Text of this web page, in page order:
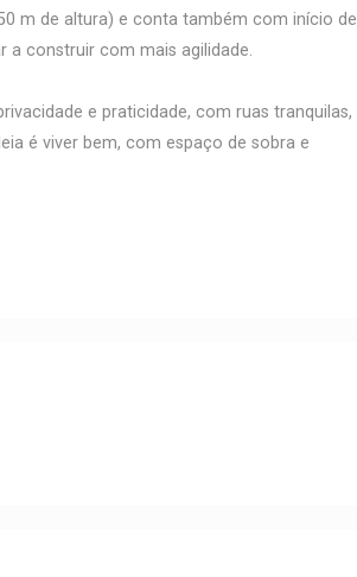
m de altura) e conta também com início de
a construir com mais agilidade.
e praticidade, com ruas tranquilas,
é viver bem, com espaço de sobra e